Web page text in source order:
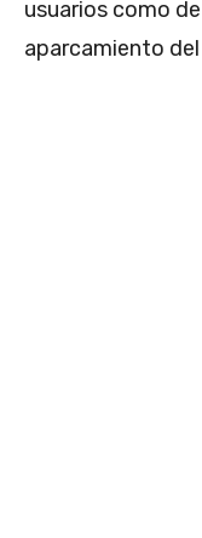
usuarios como
aparcamiento